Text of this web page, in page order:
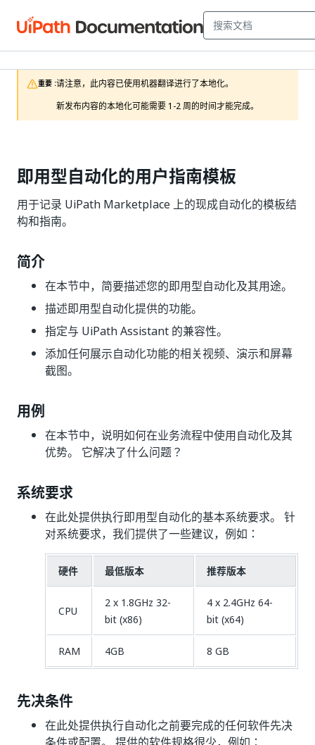
重要 :请注意，此内容已使用机器翻译进行了本地化。
新发布内容的本地化可能需要 1-2 周的时间才能完成。
即用型自动化的用户指南模板
用于记录 UiPath Marketplace 上的现成自动化的模板结
构和指南。
简介
在本节中，简要描述您的即用型自动化及其用途。
描述即用型自动化提供的功能。
指定与 UiPath Assistant 的兼容性。
添加任何展示自动化功能的相关视频、演示和屏幕
截图。
用例
在本节中，说明如何在业务流程中使用自动化及其
优势。 它解决了什么问题？
系统要求
在此处提供执行即用型自动化的基本系统要求。 针
对系统要求，我们提供了一些建议，例如：
硬件 最低版本 推荐版本
CPU
2 x 1.8GHz 32-
bit (x86)
4 x 2.4GHz 64-
bit (x64)
RAM 4GB 8 GB
先决条件
在此处提供执行自动化之前要完成的任何软件先决